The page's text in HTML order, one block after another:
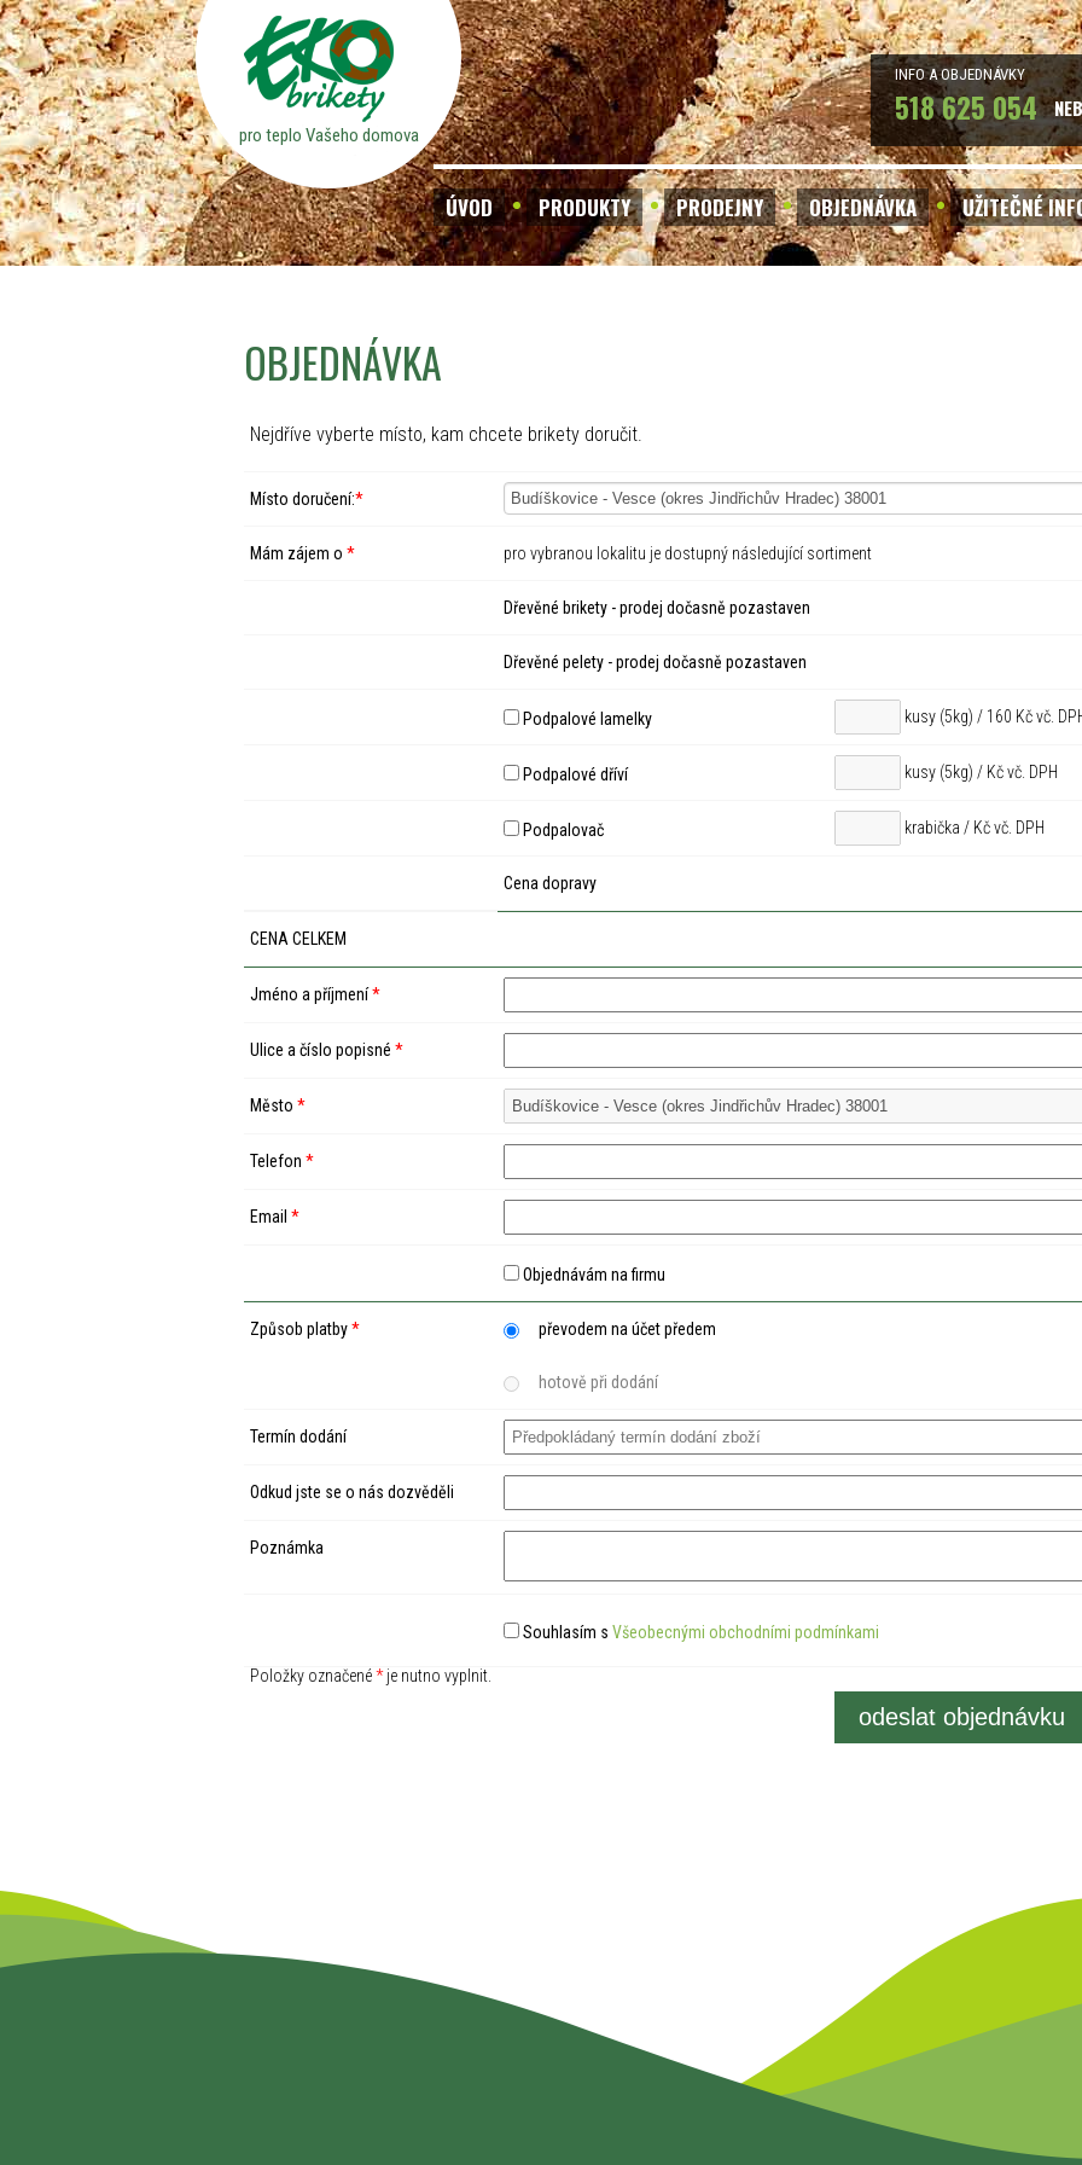
pro teplo Vašeho domova
INFO A OBJEDNÁVKY
518 625 054
ÚVOD PRODUKTY PRODEJNY OBJEDNÁVKA UŽITEČNÉ
OBJEDNÁVKA
Nejdříve vyberte místo, kam chcete brikety doručit.
Místo doručení:*
Mám zájem o * pro vybranou lokalitu je dostupný následující sortiment
Dřevěné brikety - prodej dočasně pozastaven
Dřevěné pelety - prodej dočasně pozastaven
Podpalové lamelky kusy (5kg) / 160 Kč vč.
Podpalové dříví kusy (5kg) / Kč vč. DPH
Podpalovač krabička / Kč vč. DPH
Cena dopravy
CENA CELKEM
Jméno a příjmení*
Ulice a číslo popisné *
Město *
Telefon *
Email *
Objednávám na firmu
Způsob platby* převodem na účet předem
hotově při dodání
Termín dodání
Odkud jste se o nás dozvěděli
Poznámka
Souhlasím s Všeobecnými obchodními podmínkami
Položky označené*je nutno vyplnit.
odeslat objednávku